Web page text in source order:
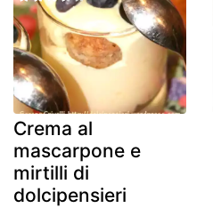
Crema al
mascarpone e
mirtilli di
dolcipensieri